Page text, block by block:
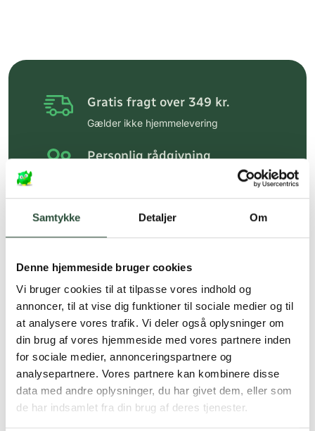
Samtykke Detaljer Om
Denne hjemmeside bruger cookies
Vi bruger cookies til at tilpasse vores indhold og
annoncer, til at vise dig funktioner til sociale medier og til
at analysere vores trafik. Vi deler også oplysninger om
din brug af vores hjemmeside med vores partnere inden
for sociale medier, annonceringspartnere og
analysepartnere. Vores partnere kan kombinere disse
data med andre oplysninger, du har givet dem, eller som
de har indsamlet fra din brug af deres tjenester.
Gratis fragt over 349 kr.
Gælder ikke hjemmelevering
Personlig rådgivning
Hurtig levering (30 min. i Kbh)
Faste lave priser*
*Gælder ikke ernæringsprodukter.
Stort udvalg af kendte
produkter
Vi tilbyder et stort udvalg af kendte
cremer, vitaminer og andre spændende
produkter – altid til fast lav pris.
Læs mere om Uglecare.dk her